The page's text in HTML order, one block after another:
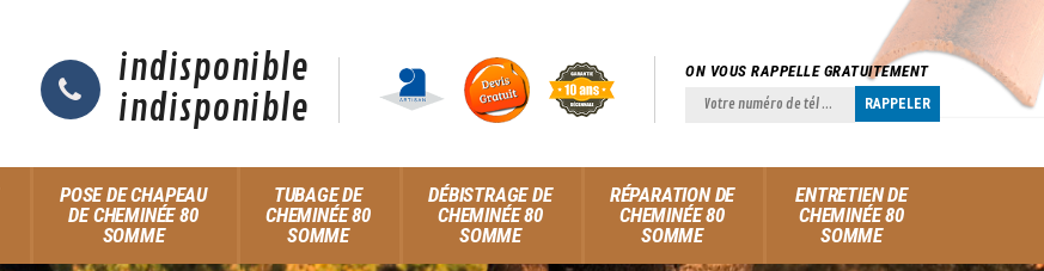
indisponible
indisponible
ON VOUS RAPPELLE GRATUITEMENT
POSE DE CHAPEAU
DE CHEMINÉE 80
SOMME
TUBAGE DE
CHEMINÉE 80
SOMME
DÉBISTRAGE DE
CHEMINÉE 80
SOMME
RÉPARATION DE
CHEMINÉE 80
SOMME
ENTRETIEN DE
CHEMINÉE 80
SOMME